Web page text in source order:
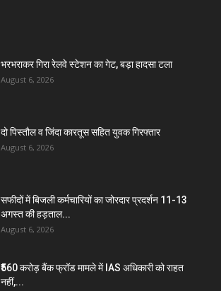
भरभराकर गिरा रेलवे स्टेशन का गेट, बड़ा हादसा टला
August 6, 2026
दो पिस्तौल व जिंदा कारतूस सहित युवक गिरफ्तार
August 6, 2026
सफीदों में बिजली कर्मचारियों का जोरदार प्रदर्शन 11-13
अगस्त की हड़ताल...
August 6, 2026
₹560 करोड़ बैंक फ्रॉड मामले में IAS अधिकारी को राहत
नहीं,...